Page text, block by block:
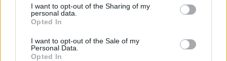
I want to opt-out of the Sharing of my
personal data.
Opted In
I want to opt-out of the Sale of my
Personal Data.
Opted In